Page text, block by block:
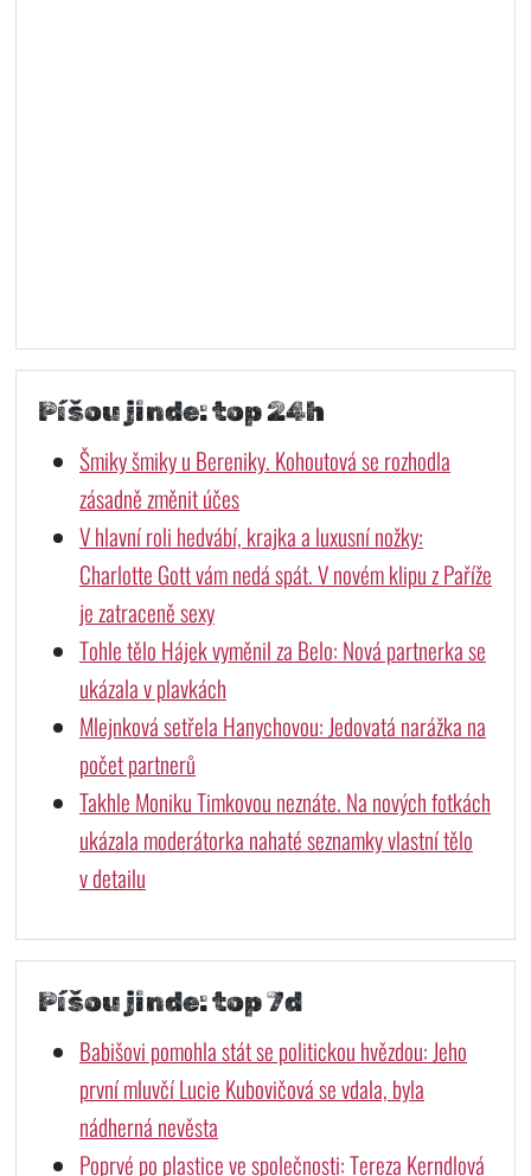
Píšou jinde: top 24h
Šmiky šmiky u Bereniky. Kohoutová se rozhodla
zásadně změnit účes
V hlavní roli hedvábí, krajka a luxusní nožky:
Charlotte Gott vám nedá spát. V novém klipu z Paříže
je zatraceně sexy
Tohle tělo Hájek vyměnil za Belo: Nová partnerka se
ukázala v plavkách
Mlejnková setřela Hanychovou: Jedovatá narážka na
počet partnerů
Takhle Moniku Timkovou neznáte. Na nových fotkách
ukázala moderátorka nahaté seznamky vlastní tělo
v detailu
Píšou jinde: top 7d
Babišovi pomohla stát se politickou hvězdou: Jeho
první mluvčí Lucie Kubovičová se vdala, byla
nádherná nevěsta
Poprvé po plastice ve společnosti: Tereza Kerndlová